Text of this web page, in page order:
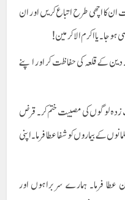
کا اچھی طرح اتباع کریں اور ان
جا۔ یا اکرم الاکرمین !
دین کے قلعہ کی حفاظت کر اور اپنے
زدہ لوگوں کی مصیبت ختم کر ۔ قرض
کے بیماروں کو شفا عطا فرما۔ اپنی
فرما۔ ہمارے سر براہوں اور